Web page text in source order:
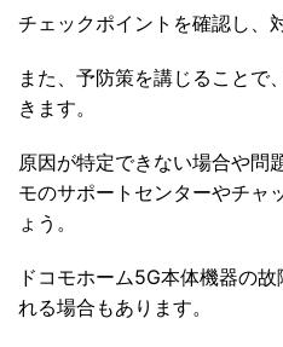
チェックポイントを確認し、
また、予防策を講じることで
きます。
原因が特定できない場合や問
モのサポートセンターやチャ
ょう。
ドコモホーム5G本体機器の
れる場合もあります。